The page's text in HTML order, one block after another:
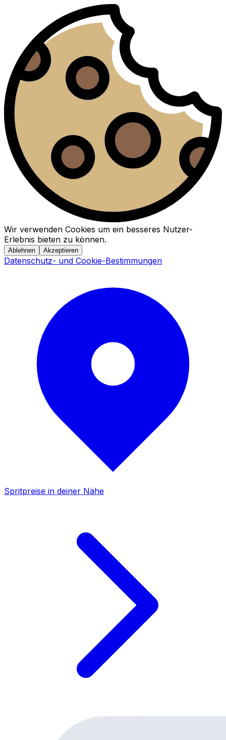
Wir verwenden Cookies um ein besseres Nutzer-
Erlebnis bieten zu können.
Ablehnen Akzeptieren
Datenschutz- und Cookie-Bestimmungen
Spritpreise in deiner Nähe